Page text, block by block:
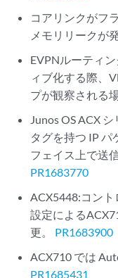
コアリンクがフ
メモリリークが
EVPNルーティ
ィブ化する際、
プが観察される
Junos OS ACX
タグを持つ IP パ
フェイス上で送
PR1683770
ACX5448:コン
設定による
更。 PR1683900
ACX710 では
PR1685431